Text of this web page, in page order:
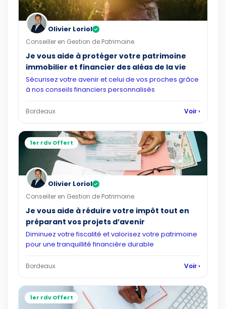
Olivier Loriol ✓
Conseiller en Gestion de Patrimoine
Je vous aide à protéger votre patrimoine
immobilier et financier des aléas de la vie
Sécurisez votre avenir et celui de vos proches grâce
à nos conseils financiers personnalisés
Bordeaux Voir ›
1er rdv Offert
Olivier Loriol ✓
Conseiller en Gestion de Patrimoine
Je vous aide à réduire votre impôt tout en
préparant vos projets d’avenir
Diminuez votre fiscalité et valorisez votre patrimoine
pour une tranquillité financière durable
Bordeaux Voir ›
1er rdv Offert